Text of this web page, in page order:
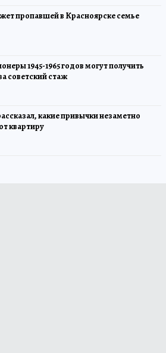
пропавшей в Красноярске семье
1945-1965 годов могут получить
советский стаж
какие привычки незаметно
квартиру